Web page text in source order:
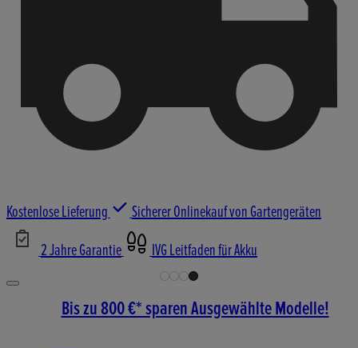
Kostenlose Lieferung
Sicherer Onlinekauf von Gartengeräten
2 Jahre Garantie
IVG Leitfaden für Akku
Bis zu 800 €* sparen Ausgewählte Modelle!